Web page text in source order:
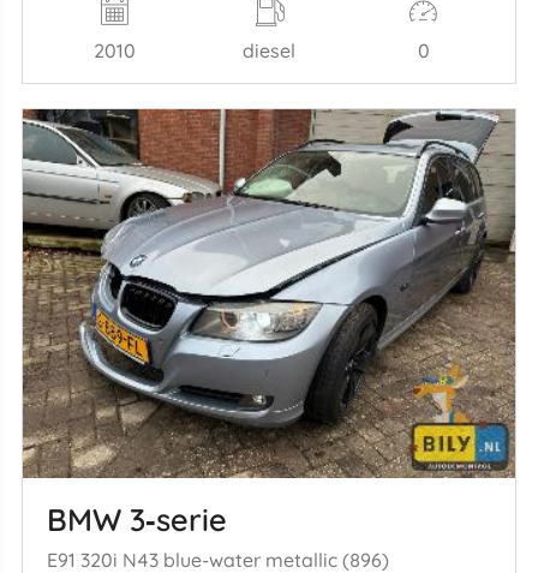
2010 diesel 0
BMW 3‑serie
E91 320i N43 blue-water metallic (896)